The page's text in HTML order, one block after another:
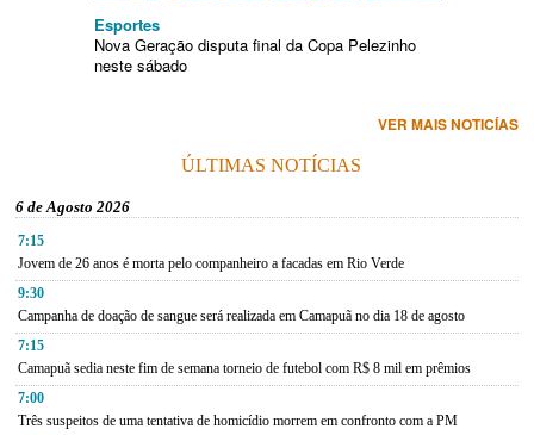
Esportes
Nova Geração disputa final da Copa Pelezinho
neste sábado
VER MAIS NOTICÍAS
ÚLTIMAS NOTÍCIAS
6 de Agosto 2026
7:15
Jovem de 26 anos é morta pelo companheiro a facadas em Rio Verde
9:30
Campanha de doação de sangue será realizada em Camapuã no dia 18 de agosto
7:15
Camapuã sedia neste fim de semana torneio de futebol com R$ 8 mil em prêmios
7:00
Três suspeitos de uma tentativa de homicídio morrem em confronto com a PM